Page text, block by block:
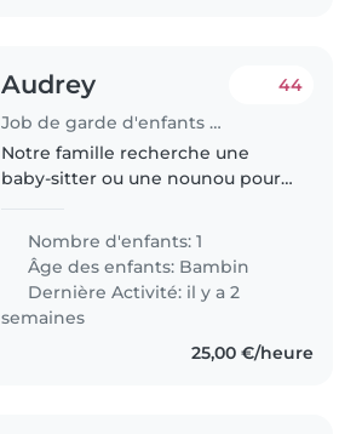
Audrey
Job de garde d'enfants à Luxembourg
44
Notre famille recherche une
baby-sitter ou une nounou pour
mois, énergique et
indépendante. Elle adore
explorer et apprendre de
nouvelles choses. Nous..
Nombre d'enfants: 1
Âge des enfants: Bambin
Dernière Activité: il y a 2
semaines
25,00 €/heure